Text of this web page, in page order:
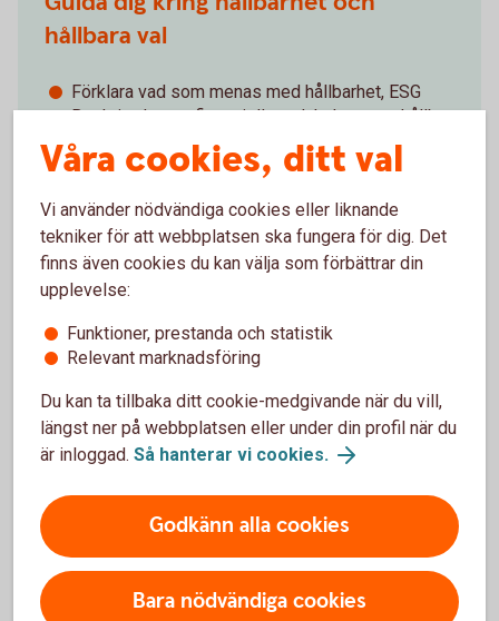
hållbara val
Förklara vad som menas med hållbarhet, ESG
Beskriva hur en finansiell produkt kan vara hållbar
Berätta vilka hållbara val du kan göra
Ta in önskemål om hållbarhet och
guida kring våra produkter
Fråga vad du har för önskemål och krav på
hållbarhet i ditt sparande
Förklara hur de produkter vi erbjuder motsvarar
dina krav
vår rekommendation möter dina önskemål
Våra cookies, ditt val
Vi använder nödvändiga cookies eller liknande
tekniker för att webbplatsen ska fungera för dig. Det
finns även cookies du kan välja som förbättrar din
upplevelse:
Funktioner, prestanda och statistik
Relevant marknadsföring
Du kan ta tillbaka ditt cookie-medgivande när du vill,
längst ner på webbplatsen eller under din profil när du
är inloggad. Så hanterar vi cookies.
Godkänn alla cookies
Bara nödvändiga cookies